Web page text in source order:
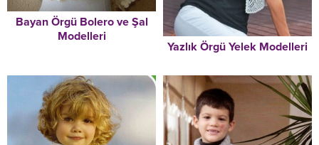
Bayan Örgü Bolero ve Şal
Modelleri
Yazlık Örgü Yelek Modelleri